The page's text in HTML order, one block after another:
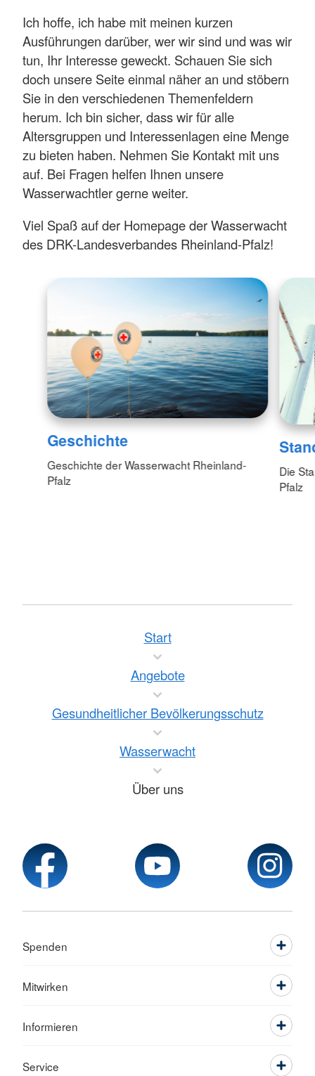
Ich hoffe, ich habe mit meinen kurzen
Ausführungen darüber, wer wir sind und was wir
tun, Ihr Interesse geweckt. Schauen Sie sich
doch unsere Seite einmal näher an und stöbern
Sie in den verschiedenen Themenfeldern
herum. Ich bin sicher, dass wir für alle
Altersgruppen und Interessenlagen eine Menge
zu bieten haben. Nehmen Sie Kontakt mit uns
auf. Bei Fragen helfen Ihnen unsere
Wasserwachtler gerne weiter.
Viel Spaß auf der Homepage der Wasserwacht
des DRK-Landesverbandes Rheinland-Pfalz!
Geschichte
Geschichte der Wasserwacht Rheinland-
Pfalz
Die
Pfalz
Start
Angebote
Gesundheitlicher Bevölkerungsschutz
Wasserwacht
Über uns
Spenden
Mitwirken
Informieren
Service